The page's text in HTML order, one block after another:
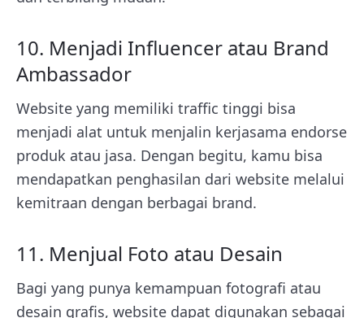
10. Menjadi Influencer atau Brand
Ambassador
Website yang memiliki traffic tinggi bisa
menjadi alat untuk menjalin kerjasama endorse
produk atau jasa. Dengan begitu, kamu bisa
mendapatkan penghasilan dari website melalui
kemitraan dengan berbagai brand.
11. Menjual Foto atau Desain
Bagi yang punya kemampuan fotografi atau
desain grafis, website dapat digunakan sebagai